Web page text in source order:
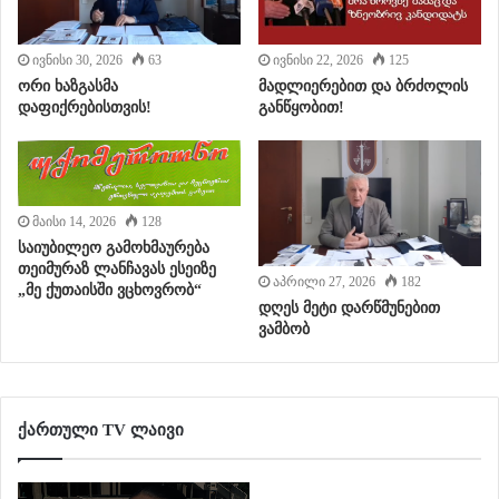
ივნისი 30, 2026 63
ორი ხაზგასმა
დაფიქრებისთვის!
ივნისი 22, 2026 125
მადლიერებით და ბრძოლის
განწყობით!
მაისი 14, 2026 128
საიუბილეო გამოხმაურება
თეიმურაზ ლანჩავას ესეიზე
„მე ქუთაისში ვცხოვრობ“
აპრილი 27, 2026 182
დღეს მეტი დარწმუნებით
ვამბობ
ქართული TV ლაივი